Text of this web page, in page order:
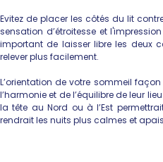
Evitez de placer les côtés du lit
sensation d’étroitesse et
important de laisser libre les deux
relever plus facilement.
L’orientation de votre sommeil
l’harmonie et de l’équilibre de leur
la tête au Nord ou à l’Est
rendrait les nuits plus calmes et